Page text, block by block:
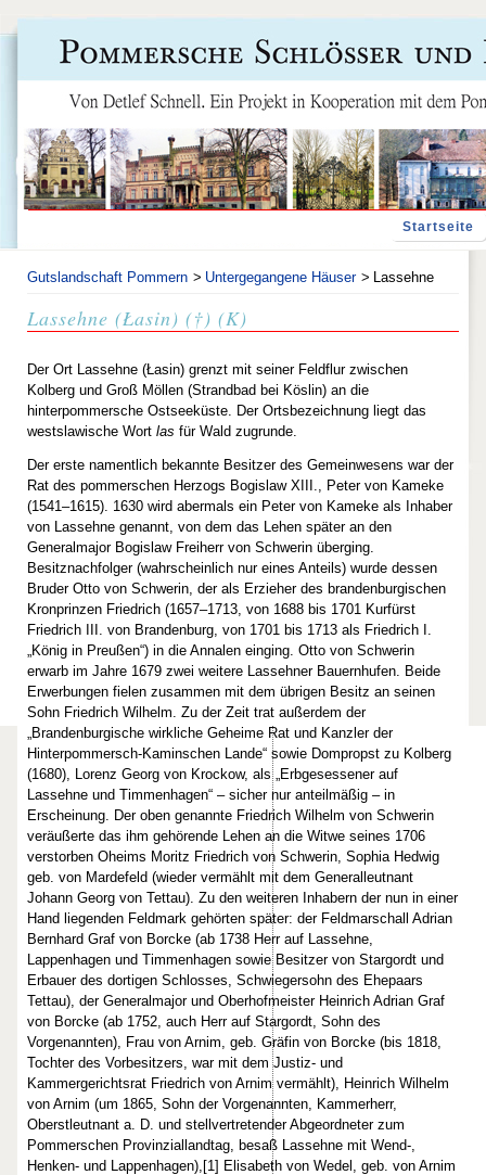
Startseite
Gutslandschaft Pommern Untergegangene Häuser Lassehne
Lassehne (Łasin) (†) (K)
Der Ort Lassehne (Łasin) grenzt mit seiner Feldflur zwischen
Kolberg und Groß Möllen (Strandbad bei Köslin) an die
hinterpommersche Ostseeküste. Der Ortsbezeichnung liegt das
westslawische Wort las für Wald zugrunde.
Der erste namentlich bekannte Besitzer des Gemeinwesens war der
Rat des pommerschen Herzogs Bogislaw XIII., Peter von Kameke
(1541–1615). 1630 wird abermals ein Peter von Kameke als Inhaber
von Lassehne genannt, von dem das Lehen später an den
Generalmajor Bogislaw Freiherr von Schwerin überging.
Besitznachfolger (wahrscheinlich nur eines Anteils) wurde dessen
Bruder Otto von Schwerin, der als Erzieher des brandenburgischen
Kronprinzen Friedrich (1657–1713, von 1688 bis 1701 Kurfürst
Friedrich III. von Brandenburg, von 1701 bis 1713 als Friedrich I.
„König in Preußen“) in die Annalen einging. Otto von Schwerin
erwarb im Jahre 1679 zwei weitere Lassehner Bauernhufen. Beide
Erwerbungen fielen zusammen mit dem übrigen Besitz an seinen
Sohn Friedrich Wilhelm. Zu der Zeit trat außerdem der
„Brandenburgische wirkliche Geheime Rat und Kanzler der
Hinterpommersch-Kaminschen Lande“ sowie Dompropst zu Kolberg
(1680), Lorenz Georg von Krockow, als „Erbgesessener auf
Lassehne und Timmenhagen“ – sicher nur anteilmäßig – in
Erscheinung. Der oben genannte Friedrich Wilhelm von Schwerin
veräußerte das ihm gehörende Lehen an die Witwe seines 1706
verstorben Oheims Moritz Friedrich von Schwerin, Sophia Hedwig
geb. von Mardefeld (wieder vermählt mit dem Generalleutnant
Johann Georg von Tettau). Zu den weiteren Inhabern der nun in einer
Hand liegenden Feldmark gehörten später: der Feldmarschall Adrian
Bernhard Graf von Borcke (ab 1738 Herr auf Lassehne,
Lappenhagen und Timmenhagen sowie Besitzer von Stargordt und
Erbauer des dortigen Schlosses, Schwiegersohn des Ehepaars
Tettau), der Generalmajor und Oberhofmeister Heinrich Adrian Graf
von Borcke (ab 1752, auch Herr auf Stargordt, Sohn des
Vorgenannten), Frau von Arnim, geb. Gräfin von Borcke (bis 1818,
Tochter des Vorbesitzers, war mit dem Justiz- und
Kammergerichtsrat Friedrich von Arnim vermählt), Heinrich Wilhelm
von Arnim (um 1865, Sohn der Vorgenannten, Kammerherr,
Oberstleutnant a. D. und stellvertretender Abgeordneter zum
Pommerschen Provinziallandtag, besaß Lassehne mit Wend-,
Henken- und Lappenhagen),[1] Elisabeth von Wedel, geb. von Arnim